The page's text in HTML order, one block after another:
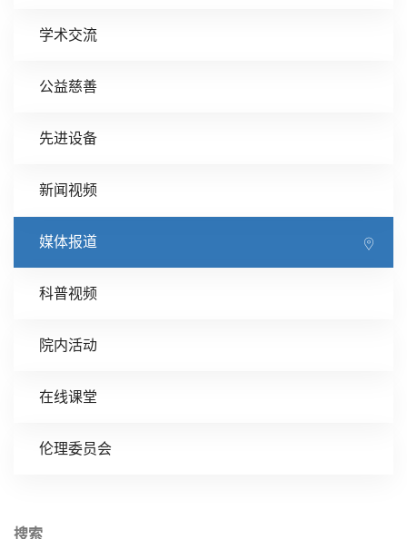
学术交流
公益慈善
先进设备
新闻视频
媒体报道
科普视频
院内活动
在线课堂
伦理委员会
搜索